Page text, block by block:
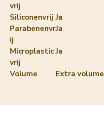
vrij
Siliconenvrij Ja
Parabenenvr
ij
Ja
Microplastic
vrij
Ja
Volume Extra volume